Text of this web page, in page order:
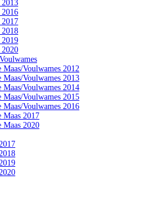
2013
2016
2017
2018
2019
2020
Maas/Voulwames 2012
Maas/Voulwames 2013
Maas/Voulwames 2014
Maas/Voulwames 2015
Maas/Voulwames 2016
Maas 2017
Maas 2020